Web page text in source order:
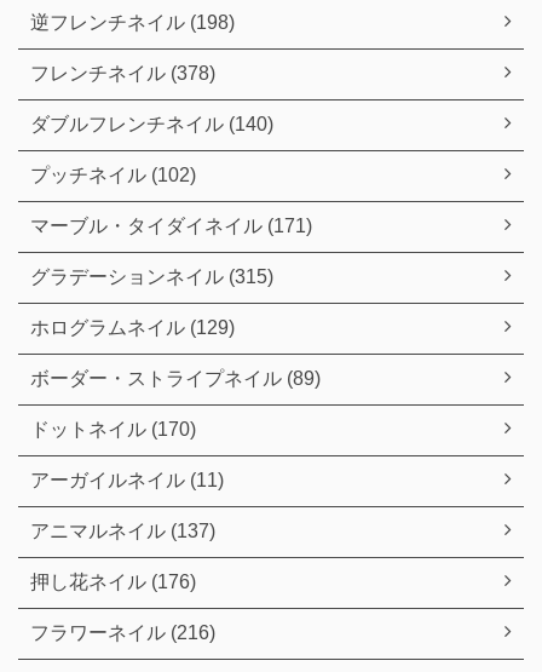
逆フレンチネイル (198)
フレンチネイル (378)
ダブルフレンチネイル (140)
プッチネイル (102)
マーブル・タイダイネイル (171)
グラデーションネイル (315)
ホログラムネイル (129)
ボーダー・ストライプネイル (89)
ドットネイル (170)
アーガイルネイル (11)
アニマルネイル (137)
押し花ネイル (176)
フラワーネイル (216)